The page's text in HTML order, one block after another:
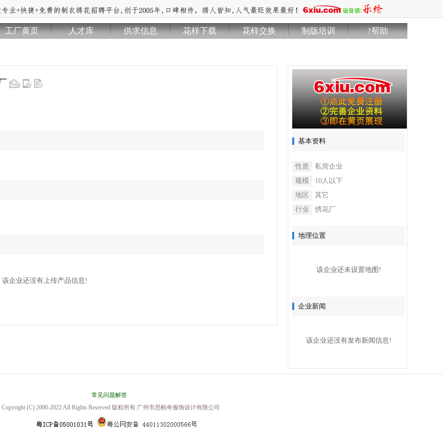
工厂黄页 人才库 供求信息 花样下载 花样交换 制版培训 ?帮助
该企业还没有上传产品信息!
基本资料
性质
私营企业
规模
10人以下
地区
其它
行业
绣花厂
地理位置
该企业还未设置地图!
企业新闻
该企业还没有发布新闻信息!
常见问题解答
Copyright (C) 2000-2022 All Rights Reserved 版权所有 广州市思帕奇服饰设计有限公司